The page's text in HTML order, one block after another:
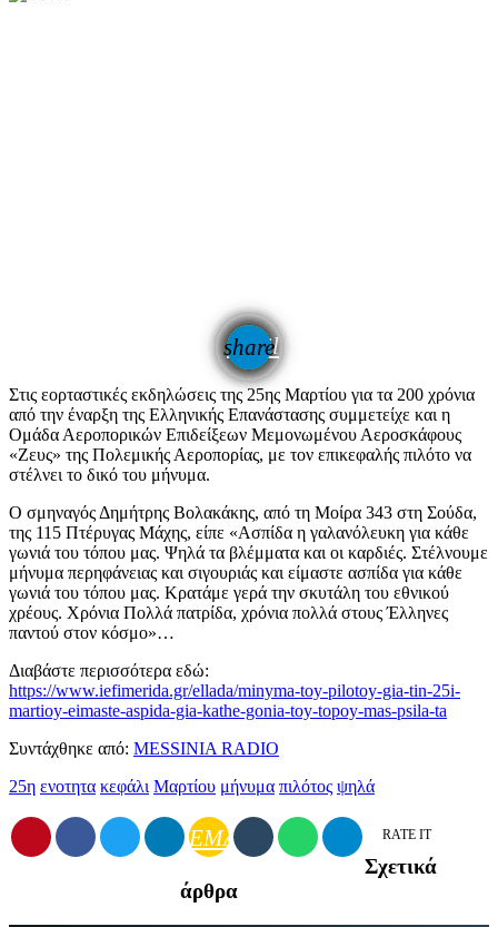
share
email
Στις εορταστικές εκδηλώσεις της 25ης Μαρτίου για τα 200 χρόνια
από την έναρξη της Ελληνικής Επανάστασης συμμετείχε και η
Ομάδα Αεροπορικών Επιδείξεων Μεμονωμένου Αεροσκάφους
«Ζευς» της Πολεμικής Αεροπορίας, με τον επικεφαλής πιλότο να
στέλνει το δικό του μήνυμα.
Ο σμηναγός Δημήτρης Βολακάκης, από τη Μοίρα 343 στη Σούδα,
της 115 Πτέρυγας Μάχης, είπε «Ασπίδα η γαλανόλευκη για κάθε
γωνιά του τόπου μας. Ψηλά τα βλέμματα και οι καρδιές. Στέλνουμε
μήνυμα περηφάνειας και σιγουριάς και είμαστε ασπίδα για κάθε
γωνιά του τόπου μας. Κρατάμε γερά την σκυτάλη του εθνικού
χρέους. Χρόνια Πολλά πατρίδα, χρόνια πολλά στους Έλληνες
παντού στον κόσμο»…
Διαβάστε περισσότερα εδώ:
https://www.iefimerida.gr/ellada/minyma-toy-pilotoy-gia-tin-25i-
martioy-eimaste-aspida-gia-kathe-gonia-toy-topoy-mas-psila-ta
Συντάχθηκε από: MESSINIA RADIO
25η ενοτητα κεφάλι Μαρτίου μήνυμα πιλότος ψηλά
EMAIL RATE IT
Σχετικά
άρθρα